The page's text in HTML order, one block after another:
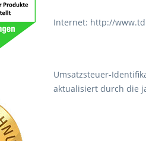
Internet: http://
Umsatzsteuer-
aktualisiert durch die